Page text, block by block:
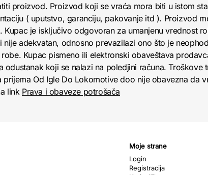
proizvod. Proizvod koji se vraća mora biti u istom
( uputstvo, garanciju, pakovanje itd ). Proizvod
Kupac je isključivo odgovoran za umanjenu vrednost
adekvatan, odnosno prevazilazi ono što je
Kupac pismeno ili elektronski obaveštava
koji se nalazi na poledjini računa. Troškove
prijema Od Igle Do Lokomotive doo nije obavezna da
link Prava i obaveze potrošača
Moje strane
Login
Registracija